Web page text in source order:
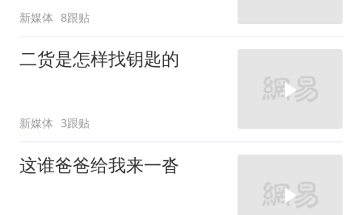
新媒体 8跟贴
二货是怎样找钥匙的
新媒体 3跟贴
这谁爸爸给我来一沓